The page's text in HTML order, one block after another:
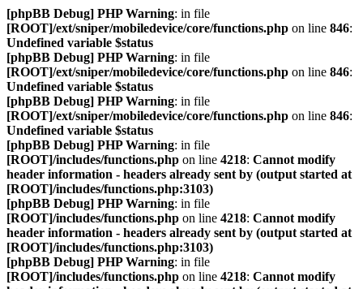
[phpBB Debug] PHP Warning: in file
[ROOT]/ext/sniper/mobiledevice/core/functions.php on line 846:
Undefined variable $status
[phpBB Debug] PHP Warning: in file
[ROOT]/ext/sniper/mobiledevice/core/functions.php on line 846:
Undefined variable $status
[phpBB Debug] PHP Warning: in file
[ROOT]/ext/sniper/mobiledevice/core/functions.php on line 846:
Undefined variable $status
[phpBB Debug] PHP Warning: in file
[ROOT]/includes/functions.php on line 4218: Cannot modify
header information - headers already sent by (output started at
[ROOT]/includes/functions.php:3103)
[phpBB Debug] PHP Warning: in file
[ROOT]/includes/functions.php on line 4218: Cannot modify
header information - headers already sent by (output started at
[ROOT]/includes/functions.php:3103)
[phpBB Debug] PHP Warning: in file
[ROOT]/includes/functions.php on line 4218: Cannot modify